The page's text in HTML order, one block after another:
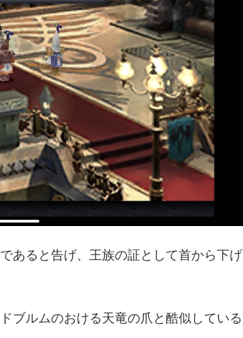
あると告げ、王族の証として首から下げ
ブルムのおける天竜の爪と酷似している